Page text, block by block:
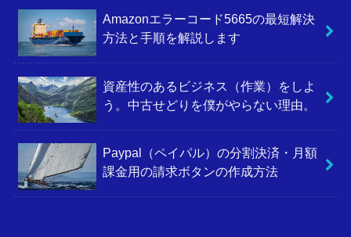
Amazonエラーコード5665の最短解決
方法と手順を解説します
資産性のあるビジネス（作業）をしよ
う。中古せどりを僕がやらない理由。
Paypal（ペイパル）の分割決済・月額
課金用の請求ボタンの作成方法